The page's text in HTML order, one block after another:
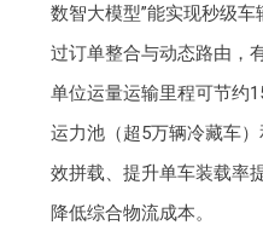
数智大模型”能实现秒级
过订单整合与动态路由，
单位运量运输里程可节约
运力池（超5万辆冷藏车
效拼载、提升单车装载率
降低综合物流成本。